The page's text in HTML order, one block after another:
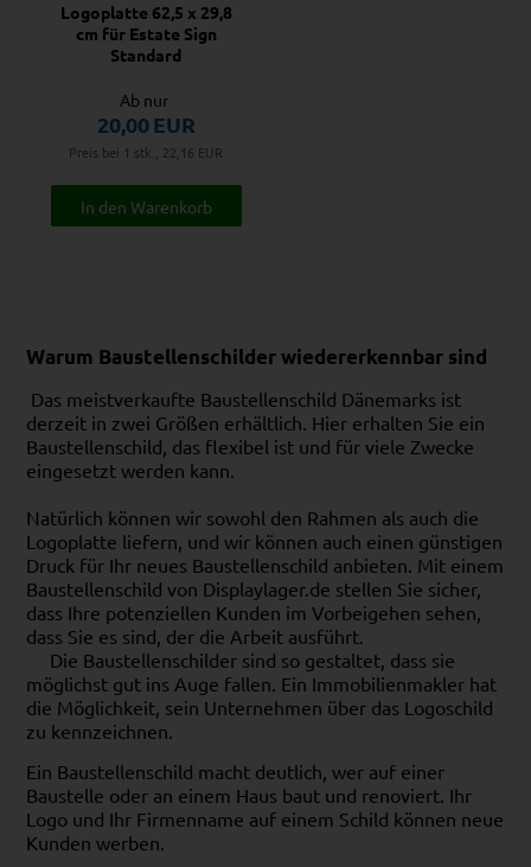
Logoplatte 62,5 x 29,8
cm für Estate Sign
Standard
Ab nur
20,00EUR
Preis bei 1 stk., 22,16 EUR
Warum Baustellenschilder wiedererkennbar sind
Das meistverkaufte Baustellenschild Dänemarks ist
derzeit in zwei Größen erhältlich. Hier erhalten Sie ein
Baustellenschild, das flexibel ist und für viele Zwecke
eingesetzt werden kann.
Natürlich können wir sowohl den Rahmen als auch die
Logoplatte liefern, und wir können auch einen günstigen
Druck für Ihr neues Baustellenschild anbieten. Mit einem
Baustellenschild von Displaylager.de stellen Sie sicher,
dass Ihre potenziellen Kunden im Vorbeigehen sehen,
dass Sie es sind, der die Arbeit ausführt.
Die Baustellenschilder sind so gestaltet, dass sie
möglichst gut ins Auge fallen. Ein Immobilienmakler hat
die Möglichkeit, sein Unternehmen über das Logoschild
zu kennzeichnen.
Ein Baustellenschild macht deutlich, wer auf einer
Baustelle oder an einem Haus baut und renoviert. Ihr
Logo und Ihr Firmenname auf einem Schild können neue
Kunden werben.